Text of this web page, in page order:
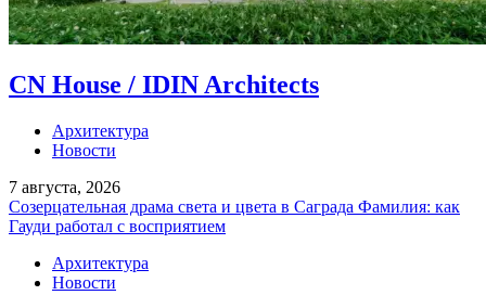
CN House / IDIN Architects
Архитектура
Новости
7 августа, 2026
Созерцательная драма света и цвета в Саграда Фамилия: как
Гауди работал с восприятием
Архитектура
Новости